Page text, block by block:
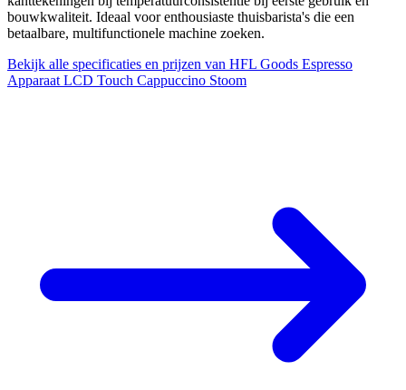
bouwkwaliteit. Ideaal voor enthousiaste thuisbarista's die een
betaalbare, multifunctionele machine zoeken.
Bekijk alle specificaties en prijzen van HFL Goods Espresso
Apparaat LCD Touch Cappuccino Stoom